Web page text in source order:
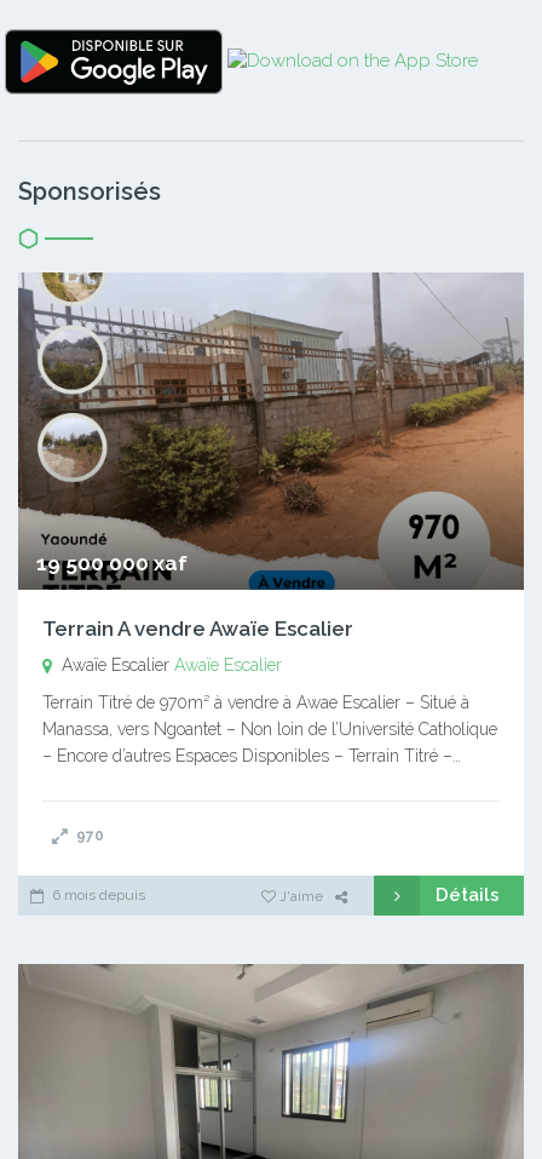
Sponsorisés
19 500 000 xaf
Terrain A vendre Awaïe Escalier
Awaïe Escalier Awaïe Escalier
Terrain Titré de 970m² à vendre à Awae Escalier – Situé à
Manassa, vers Ngoantet – Non loin de l’Université Catholique
– Encore d’autres Espaces Disponibles – Terrain Titré –…
970
6 mois depuis J'aime Détails